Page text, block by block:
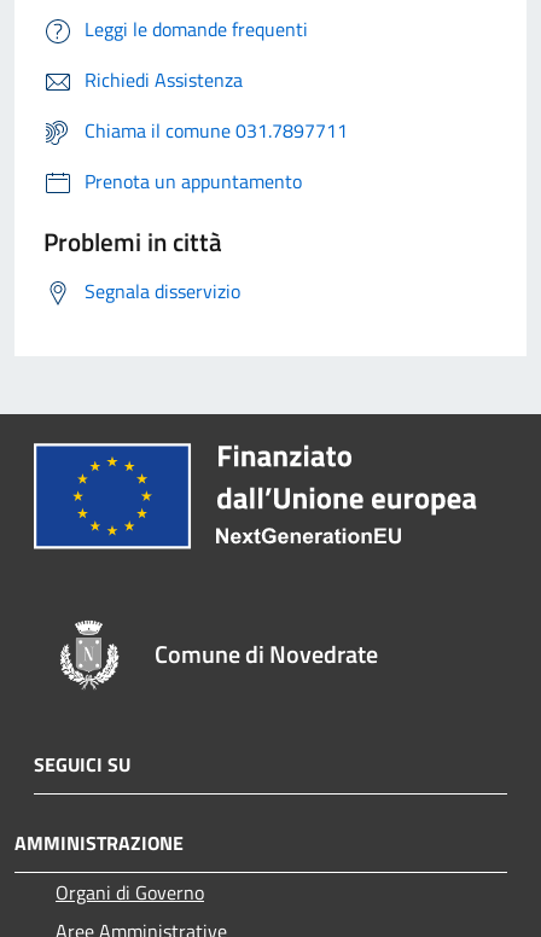
Leggi le domande frequenti
Richiedi Assistenza
Chiama il comune 031.7897711
Prenota un appuntamento
Problemi in città
Segnala disservizio
Comune di Novedrate
SEGUICI SU
AMMINISTRAZIONE
Organi di Governo
Aree Amministrative